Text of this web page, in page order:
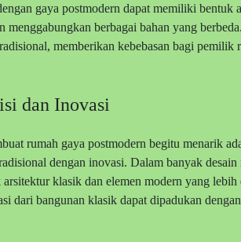
gaya postmodern dapat memiliki bentuk
menggabungkan berbagai bahan yang
memberikan kebebasan bagi
dan Inovasi
rumah gaya postmodern begitu menarik
dengan inovasi. Dalam banyak
arsitektur klasik dan elemen modern yang
dari bangunan klasik dapat dipadukan